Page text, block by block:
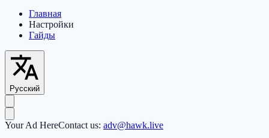
Главная
Настройки
Гайды
Русский
Your Ad HereContact us: adv@hawk.live